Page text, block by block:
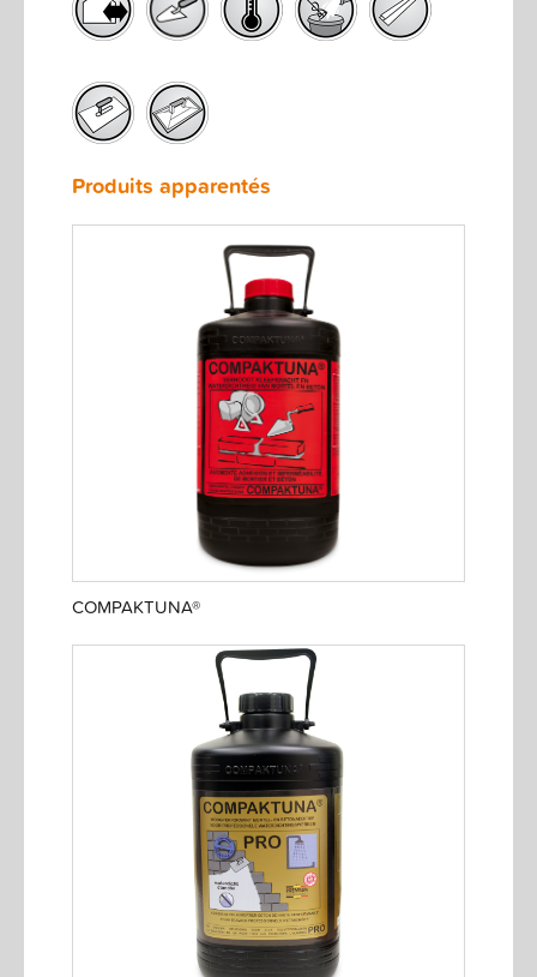
Produits apparentés
COMPAKTUNA®